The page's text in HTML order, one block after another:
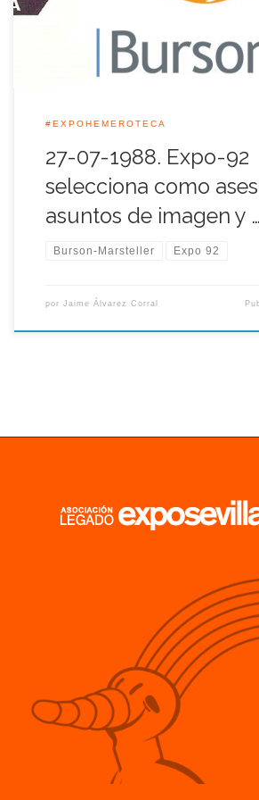
empresas que previamente habían sido
proyectos y su […]
#EXPOHEMEROTECA
27-07-1988. Expo-92
selecciona como
asuntos de imagen y …
Burson-Marsteller Expo 92
por Jaime Álvarez Corral